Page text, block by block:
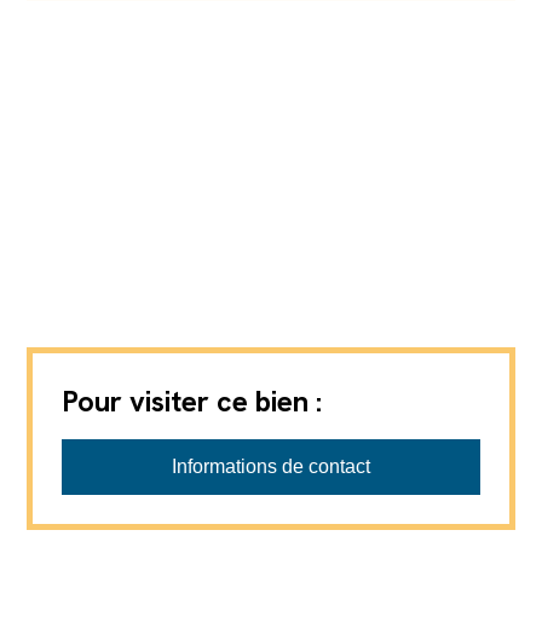
Pour visiter ce bien :
Informations de contact